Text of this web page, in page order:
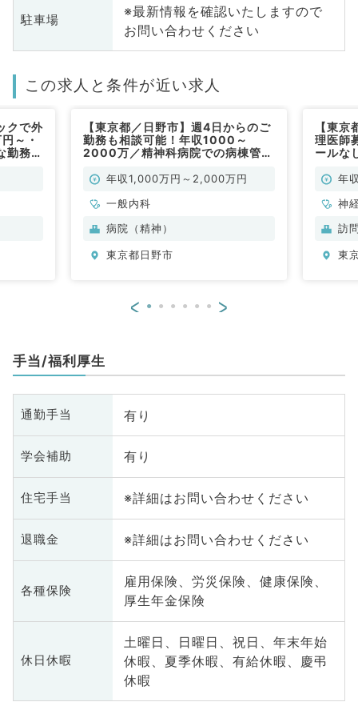
駐車場
※最新情報を確認いたしますので
お問い合わせください
この求人と条件が近い求人
クで外
～・
勤務
【東京都／日野市】週4日からのご
勤務も相談可能！年収1000～
2000万／精神科病院での病棟管理
年収1,000万円～2,000万円
一般内科
病院（精神）
東京都日野市
【東
理医師
ールな
（訪問
年
神
科
内
訪
東
< >
手当/福利厚生
通勤手当 有り
学会補助 有り
住宅手当 ※詳細はお問い合わせください
退職金 ※詳細はお問い合わせください
各種保険
雇用保険、労災保険、健康保険、
厚生年金保険
休日休暇
土曜日、日曜日、祝日、年末年始
休暇、夏季休暇、有給休暇、慶弔
休暇